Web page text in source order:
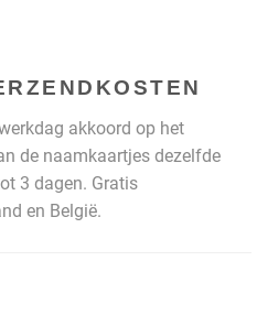
akkoord op het
de naamkaartjes dezelfde
3 dagen. Gratis
en België.